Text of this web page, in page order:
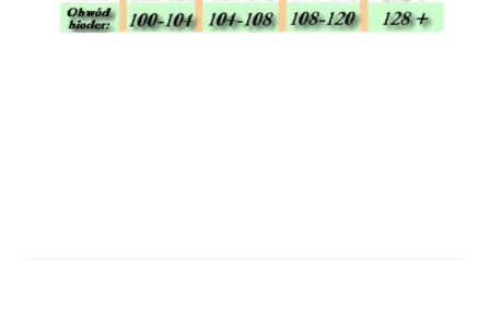
produkty